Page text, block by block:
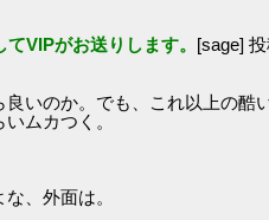
VIPがお送りします。 [sage]
いのか。でも、これ以上の酷
ムカつく。
、外面は。